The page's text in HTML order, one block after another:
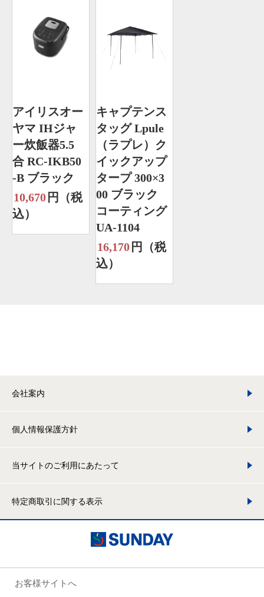
アイリスオー
ヤマ IHジャ
ー炊飯器5.5
合 RC-IKB50
-B ブラック
10,670 円（税
込）
キャプテンス
タッグ Lpule
（ラプレ）ク
イックアップ
タープ 300×3
00 ブラック
コーティング
UA-1104
16,170 円（税
込）
会社案内
個人情報保護方針
当サイトのご利用にあたって
特定商取引に関する表示
お客様サイトへ